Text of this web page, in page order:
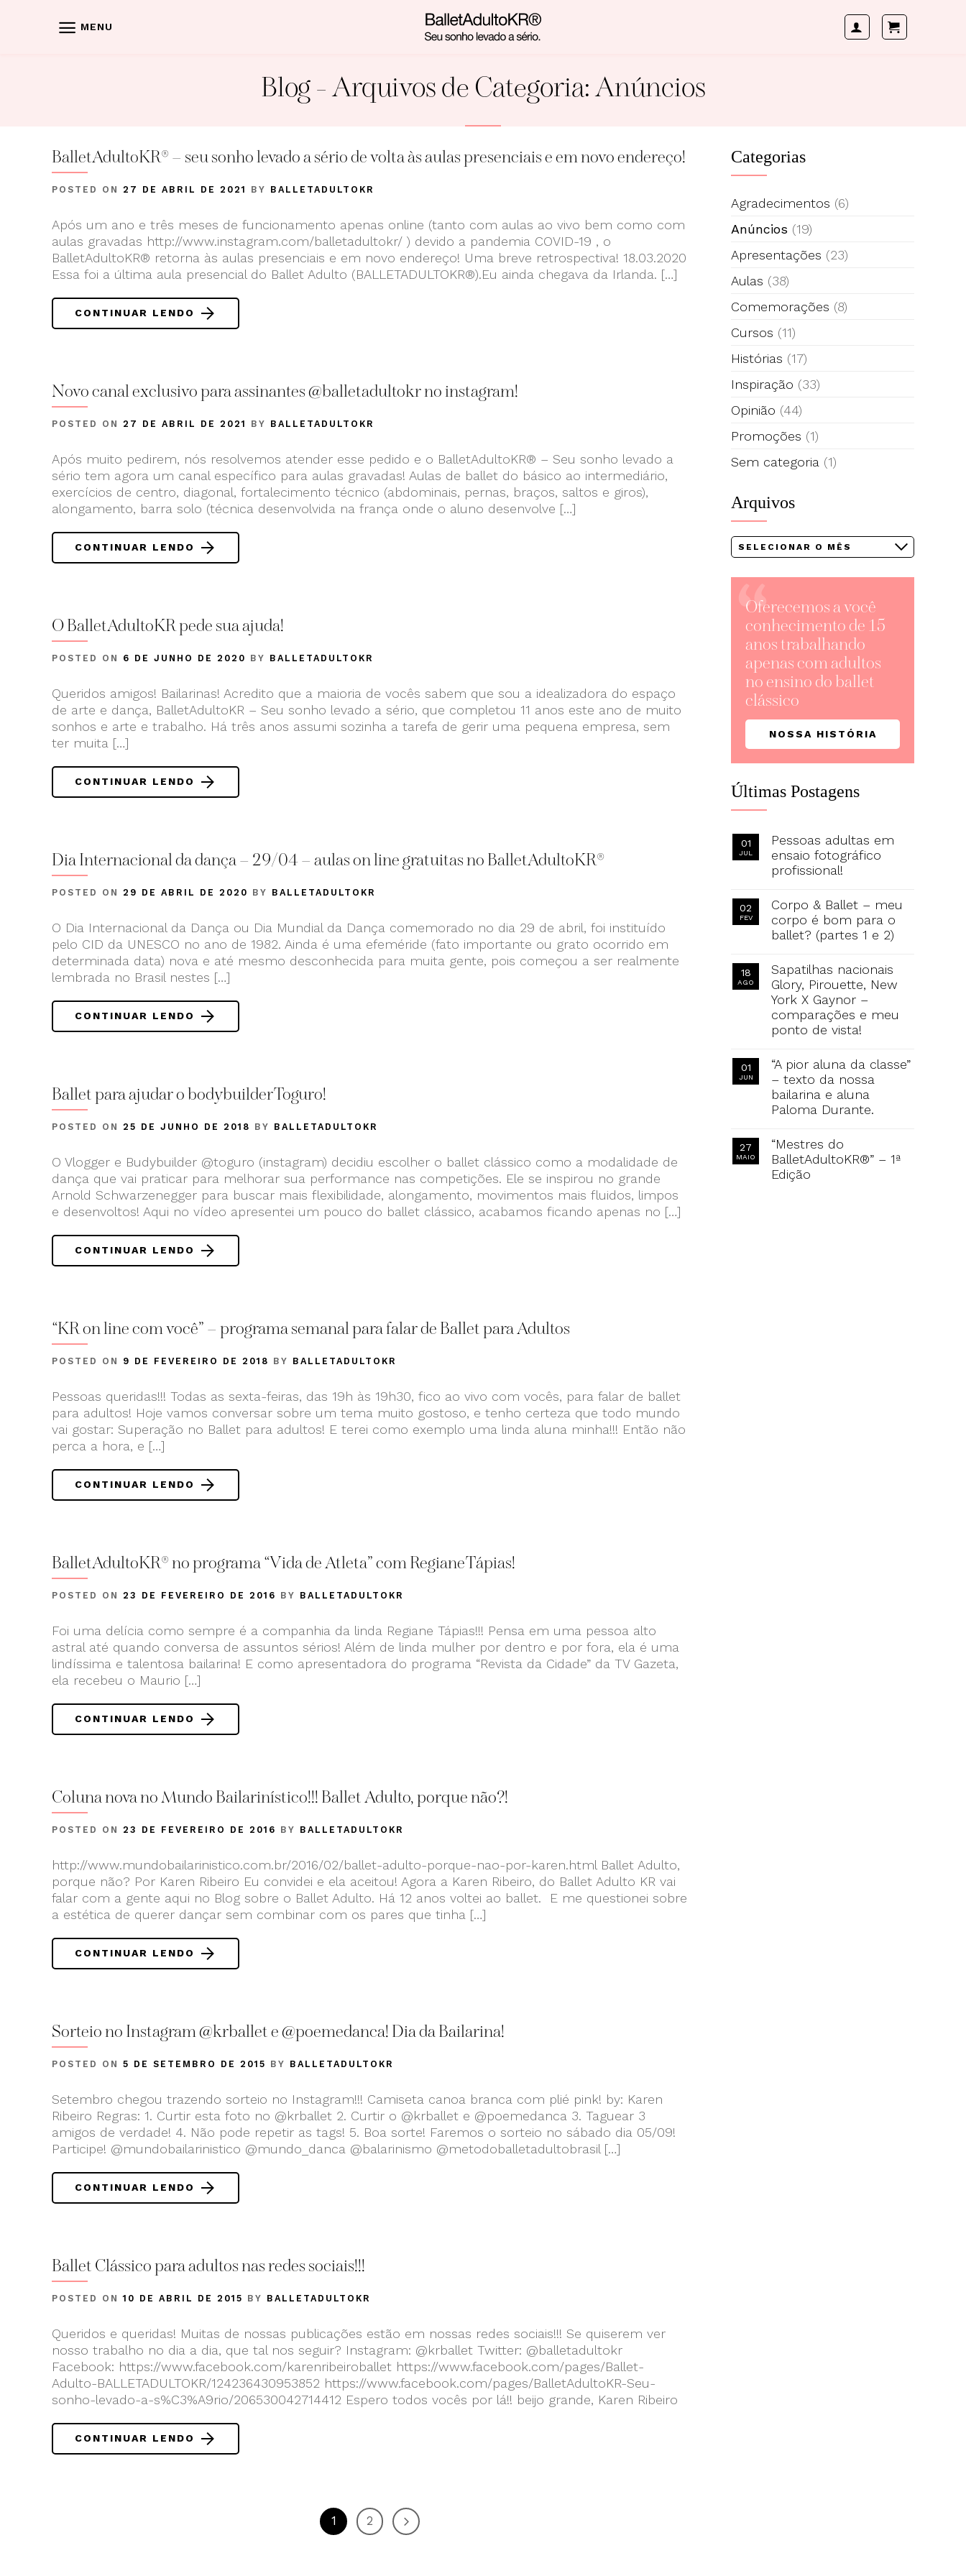
MENU
Blog- Arquivos de Categoria:Anúncios
BalletAdultoKR® – seu sonho levado a sério de volta às aulas presenciais e em novo endereço!
POSTED ON 27 DE ABRIL DE 2021 BY BALLETADULTOKR
Após um ano e três meses de funcionamento apenas online (tanto com aulas ao vivo bem como com
aulas gravadas http://www.instagram.com/balletadultokr/ ) devido a pandemia COVID-19 , o
BalletAdultoKR® retorna às aulas presenciais e em novo endereço! Uma breve retrospectiva! 18.03.2020
Essa foi a última aula presencial do Ballet Adulto (BALLETADULTOKR®).Eu ainda chegava da Irlanda. […]
CONTINUAR LENDO
Novo canal exclusivo para assinantes @balletadultokr no instagram!
POSTED ON 27 DE ABRIL DE 2021 BY BALLETADULTOKR
Após muito pedirem, nós resolvemos atender esse pedido e o BalletAdultoKR® – Seu sonho levado a
sério tem agora um canal específico para aulas gravadas! Aulas de ballet do básico ao intermediário,
exercícios de centro, diagonal, fortalecimento técnico (abdominais, pernas, braços, saltos e giros),
alongamento, barra solo (técnica desenvolvida na frança onde o aluno desenvolve […]
CONTINUAR LENDO
O BalletAdultoKR pede sua ajuda!
POSTED ON 6 DE JUNHO DE 2020 BY BALLETADULTOKR
Queridos amigos! Bailarinas! Acredito que a maioria de vocês sabem que sou a idealizadora do espaço
de arte e dança, BalletAdultoKR – Seu sonho levado a sério, que completou 11 anos este ano de muito
sonhos e arte e trabalho. Há três anos assumi sozinha a tarefa de gerir uma pequena empresa, sem
ter muita […]
CONTINUAR LENDO
Dia Internacional da dança – 29/04 – aulas on line gratuitas no BalletAdultoKR®
POSTED ON 29 DE ABRIL DE 2020 BY BALLETADULTOKR
O Dia Internacional da Dança ou Dia Mundial da Dança comemorado no dia 29 de abril, foi instituído
pelo CID da UNESCO no ano de 1982. Ainda é uma efeméride (fato importante ou grato ocorrido em
determinada data) nova e até mesmo desconhecida para muita gente, pois começou a ser realmente
lembrada no Brasil nestes […]
CONTINUAR LENDO
Ballet para ajudar o bodybuilder Toguro!
POSTED ON 25 DE JUNHO DE 2018 BY BALLETADULTOKR
O Vlogger e Budybuilder @toguro (instagram) decidiu escolher o ballet clássico como a modalidade de
dança que vai praticar para melhorar sua performance nas competições. Ele se inspirou no grande
Arnold Schwarzenegger para buscar mais flexibilidade, alongamento, movimentos mais fluidos, limpos
e desenvoltos! Aqui no vídeo apresentei um pouco do ballet clássico, acabamos ficando apenas no […]
CONTINUAR LENDO
“KR on line com você” – programa semanal para falar de Ballet para Adultos
POSTED ON 9 DE FEVEREIRO DE 2018 BY BALLETADULTOKR
Pessoas queridas!!! Todas as sexta-feiras, das 19h às 19h30, fico ao vivo com vocês, para falar de ballet
para adultos! Hoje vamos conversar sobre um tema muito gostoso, e tenho certeza que todo mundo
vai gostar: Superação no Ballet para adultos! E terei como exemplo uma linda aluna minha!!! Então não
perca a hora, e […]
CONTINUAR LENDO
BalletAdultoKR® no programa “Vida de Atleta” com Regiane Tápias!
POSTED ON 23 DE FEVEREIRO DE 2016 BY BALLETADULTOKR
Foi uma delícia como sempre é a companhia da linda Regiane Tápias!!! Pensa em uma pessoa alto
astral até quando conversa de assuntos sérios! Além de linda mulher por dentro e por fora, ela é uma
lindíssima e talentosa bailarina! E como apresentadora do programa “Revista da Cidade” da TV Gazeta,
ela recebeu o Maurio […]
CONTINUAR LENDO
Coluna nova no Mundo Bailarinístico!!! Ballet Adulto, porque não?!
POSTED ON 23 DE FEVEREIRO DE 2016 BY BALLETADULTOKR
http://www.mundobailarinistico.com.br/2016/02/ballet-adulto-porque-nao-por-karen.html Ballet Adulto,
porque não? Por Karen Ribeiro Eu convidei e ela aceitou! Agora a Karen Ribeiro, do Ballet Adulto KR vai
falar com a gente aqui no Blog sobre o Ballet Adulto. Há 12 anos voltei ao ballet. E me questionei sobre
a estética de querer dançar sem combinar com os pares que tinha […]
CONTINUAR LENDO
Sorteio no Instagram @krballet e @poemedanca! Dia da Bailarina!
POSTED ON 5 DE SETEMBRO DE 2015 BY BALLETADULTOKR
Setembro chegou trazendo sorteio no Instagram!!! Camiseta canoa branca com plié pink! by: Karen
Ribeiro Regras: 1. Curtir esta foto no @krballet 2. Curtir o @krballet e @poemedanca 3. Taguear 3
amigos de verdade! 4. Não pode repetir as tags! 5. Boa sorte! Faremos o sorteio no sábado dia 05/09!
Participe! @mundobailarinistico @mundo_danca @balarinismo @metodoballetadultobrasil […]
CONTINUAR LENDO
Ballet Clássico para adultos nas redes sociais!!!
POSTED ON10 DE ABRIL DE 2015 BY BALLETADULTOKR
Queridos e queridas! Muitas de nossas publicações estão em nossas redes sociais!!! Se quiserem ver
nosso trabalho no dia a dia, que tal nos seguir? Instagram: @krballet Twitter: @balletadultokr
Facebook: https://www.facebook.com/karenribeiroballet https://www.facebook.com/pages/Ballet-
Adulto-BALLETADULTOKR/124236430953852 https://www.facebook.com/pages/BalletAdultoKR-Seu-
sonho-levado-a-s%C3%A9rio/206530042714412 Espero todos vocês por lá!! beijo grande, Karen Ribeiro
CONTINUAR LENDO
1 2
Categorias
Agradecimentos (6)
Anúncios (19)
Apresentações (23)
Aulas (38)
Comemorações (8)
Cursos (11)
Histórias (17)
Inspiração (33)
Opinião (44)
Promoções (1)
Sem categoria (1)
Arquivos
Arquivos
Oferecemos a você
conhecimento de 15
anos trabalhando
apenas com adultos
no ensino do ballet
clássico
NOSSA HISTÓRIA
Últimas Postagens
01
JUL
Pessoas adultas em
ensaio fotográfico
profissional!
02
FEV
Corpo & Ballet – meu
corpo é bom para o
ballet? (partes 1 e 2)
18
AGO
Sapatilhas nacionais
Glory, Pirouette, New
York X Gaynor –
comparações e meu
ponto de vista!
01
JUN
“A pior aluna da classe”
– texto da nossa
bailarina e aluna
Paloma Durante.
27
MAIO
“Mestres do
BalletAdultoKR®” – 1ª
Edição